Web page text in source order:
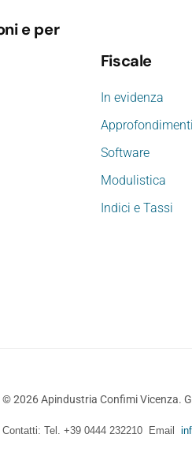
e per
Fiscale
In evidenza
Approfondimenti
Software
Modulistica
Indici e Tassi
©2026Apindustria Confimi Vicenza.
Contatti: Tel. +39 0444 232210 Email